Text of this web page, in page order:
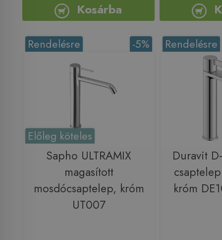
Kosárba
-5%
Rendelésre
Előleg köteles
Sapho ULTRAMIX
magasított
mosdócsaptelep, króm
UT007
Rendelésre
Duravit
króm